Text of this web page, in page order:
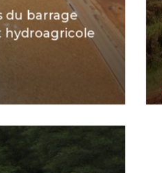
du barrage
hydroagricole